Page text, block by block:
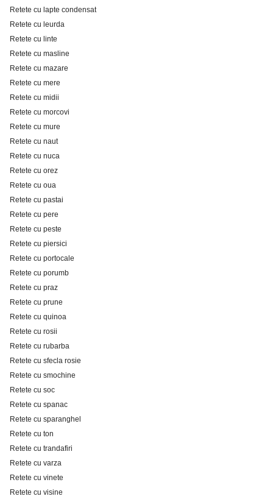
Retete cu lapte condensat
Retete cu leurda
Retete cu linte
Retete cu masline
Retete cu mazare
Retete cu mere
Retete cu midii
Retete cu morcovi
Retete cu mure
Retete cu naut
Retete cu nuca
Retete cu orez
Retete cu oua
Retete cu pastai
Retete cu pere
Retete cu peste
Retete cu piersici
Retete cu portocale
Retete cu porumb
Retete cu praz
Retete cu prune
Retete cu quinoa
Retete cu rosii
Retete cu rubarba
Retete cu sfecla rosie
Retete cu smochine
Retete cu soc
Retete cu spanac
Retete cu sparanghel
Retete cu ton
Retete cu trandafiri
Retete cu varza
Retete cu vinete
Retete cu visine